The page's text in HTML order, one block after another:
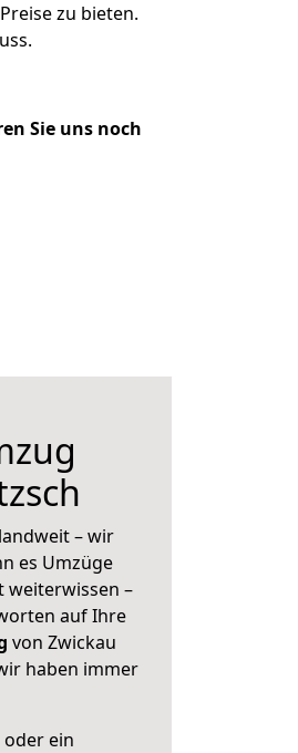
zu bieten.
Sie uns noch
– wir
es Umzüge
weiterwissen –
auf Ihre
von Zwickau
haben immer
ein